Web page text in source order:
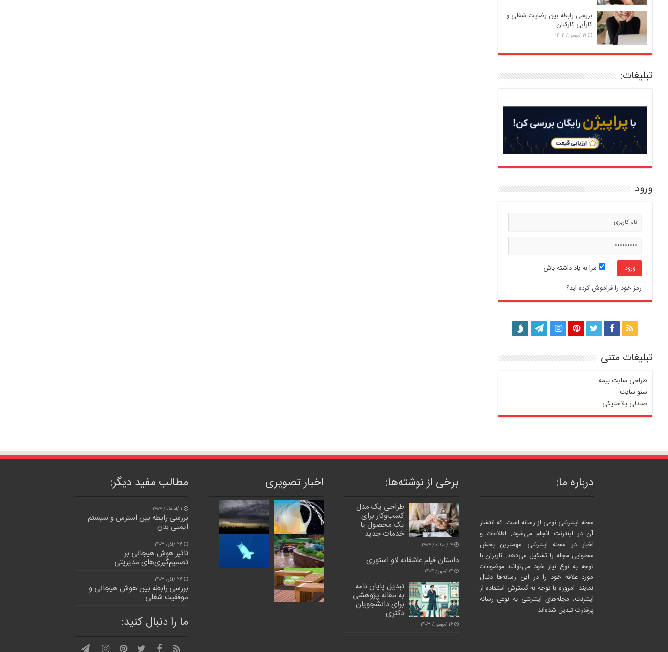
بررسی رابطه بین رضایت شغلی و
کارآیی کارکنان
۱۹ /بهمن/ ۱۴۰۴
تبلیغات:
ورود
مرا به یاد داشته باش
رمز خود را فراموش کرده اید؟
تبلیغات متنی
طراحی سایت بیمه
سئو سایت
صندلی پلاستیکی
درباره ما:
مجله اینترنتی نوعی از رسانه است، که انتشار
آن در اینترنت انجام می‌شود. اطلاعات و
اخبار در مجله اینترنتی مهمترین بخش
محتوایی مجله را تشکیل می‌دهد. کاربران با
توجه به نوع نیاز خود می‌توانند موضوعات
مورد علاقه خود را در این رسانه‌ها دنبال
نمایند. امروزه با توجه به گسترش استفاده از
اینترنت، مجله‌های اینترنتی به نوعی رسانه
پرقدرت تبدیل شده‌اند.
برخی از نوشته‌ها:
طراحی یک مدل
کسب‌وکار برای
یک محصول یا
خدمات جدید
۴ /اسفند/ ۱۴۰۴
داستان فیلم عاشقانه لاو استوری
۱۴ /مهر/ ۱۴۰۴
تبدیل پایان نامه
به مقاله پژوهشی
برای دانشجویان
دکتری
۱۶ /بهمن/ ۱۴۰۳
اخبار تصویری مطالب مفید دیگر:
۱ /اسفند/ ۱۴۰۴
بررسی رابطه بین استرس و سیستم
ایمنی بدن
۲۶ /آذر/ ۱۴۰۳
تاثیر هوش هیجانی بر
تصمیم‌گیری‌های مدیریتی
۲۶ /آذر/ ۱۴۰۳
بررسی رابطه بین هوش هیجانی و
موفقیت شغلی
ما را دنبال کنید: